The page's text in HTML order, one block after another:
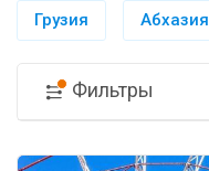
Грузия Абхазия
Фильтры